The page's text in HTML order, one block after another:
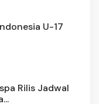
U-17
Rilis Jadwal